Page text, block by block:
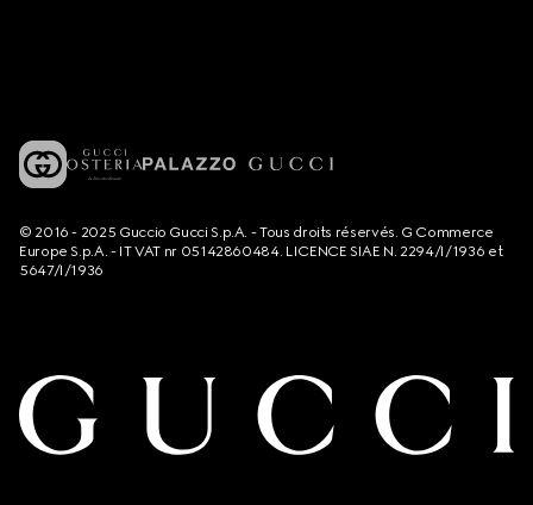
© 2016 - 2025 Guccio Gucci S.p.A. - Tous droits réservés. G Commerce
Europe S.p.A. - IT VAT nr 05142860484. LICENCE SIAE N. 2294/I/1936 et
5647/I/1936